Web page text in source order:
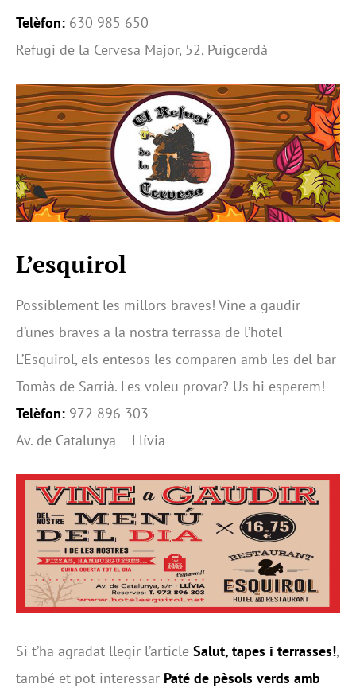
Telèfon: 630 985 650
Refugi de la Cervesa Major, 52, Puigcerdà
L’esquirol
Possiblement les millors braves! Vine a gaudir
d’unes braves a la nostra terrassa de l’hotel
L’Esquirol, els entesos les comparen amb les del bar
Tomàs de Sarrià. Les voleu provar? Us hi esperem!
Telèfon: 972 896 303
Av. de Catalunya – Llívia
Si t’ha agradat llegir l’article Salut, tapes i terrasses!,
també et pot interessar Paté de pèsols verds amb